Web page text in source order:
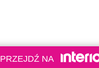
PRZEJDŹ NA